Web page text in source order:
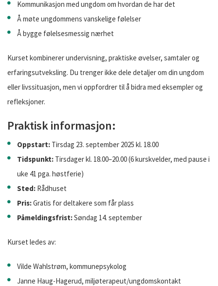
Kommunikasjon med ungdom om hvordan de har det
Å møte ungdommens vanskelige følelser
Å bygge følelsesmessig nærhet
Kurset kombinerer undervisning, praktiske øvelser, samtaler og
erfaringsutveksling. Du trenger ikke dele detaljer om din ungdom
eller livssituasjon, men vi oppfordrer til å bidra med eksempler og
refleksjoner.
Praktisk informasjon:
Oppstart: Tirsdag 23. september 2025 kl. 18.00
Tidspunkt: Tirsdager kl. 18.00–20.00 (6 kurskvelder, med pause i
uke 41 pga. høstferie)
Sted: Rådhuset
Pris:Gratis for deltakere som får plass
Påmeldingsfrist:Søndag 14. september
Kurset ledes av:
Vilde Wahlstrøm, kommunepsykolog
Janne Haug-Hagerud, miljøterapeut/ungdomskontakt